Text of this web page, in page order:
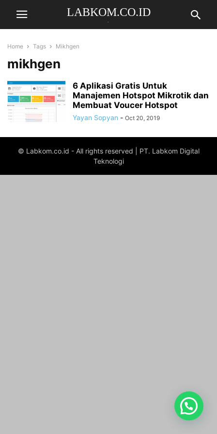
LABKOM.CO.ID
Home Tags Mikhgen
mikhgen
6 Aplikasi Gratis Untuk
Manajemen Hotspot Mikrotik dan
Membuat Voucer Hotspot
Yayan Sopyan - Oct 20, 2019
© Labkom.co.id - All rights reserved | PT. Labkom Digital
Teknologi